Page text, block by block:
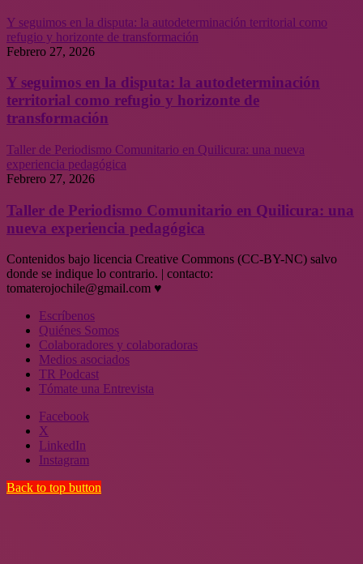
Y seguimos en la disputa: la autodeterminación territorial como
refugio y horizonte de transformación
Febrero 27, 2026
Y seguimos en la disputa: la autodeterminación
territorial como refugio y horizonte de
transformación
Taller de Periodismo Comunitario en Quilicura: una nueva
experiencia pedagógica
Febrero 27, 2026
Taller de Periodismo Comunitario en Quilicura: una
nueva experiencia pedagógica
Contenidos bajo licencia Creative Commons (CC-BY-NC) salvo
donde se indique lo contrario. | contacto:
tomaterojochile@gmail.com ♥
Escríbenos
Quiénes Somos
Colaboradores y colaboradoras
Medios asociados
TR Podcast
Tómate una Entrevista
Facebook
X
LinkedIn
Instagram
Back to top button